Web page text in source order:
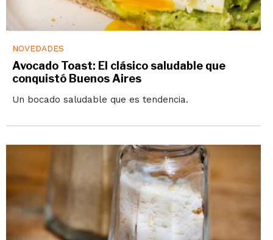
NOVEDADES
Avocado Toast: El clásico saludable que
conquistó Buenos Aires
Un bocado saludable que es tendencia.